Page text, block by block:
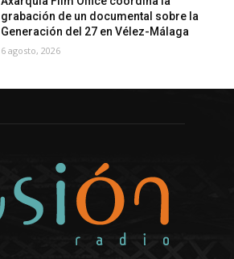
grabación de un documental sobre la
Generación del 27 en Vélez-Málaga
6 agosto, 2026